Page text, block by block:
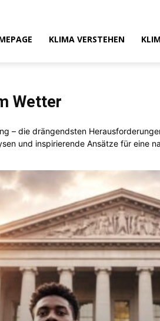
KLIMA VERSTEHEN
Wetter
– die drängendsten
und inspirierende Ansätze für eine